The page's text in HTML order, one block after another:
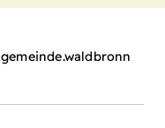
gemeinde.waldbronn